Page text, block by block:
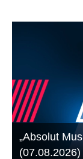
„Absolut